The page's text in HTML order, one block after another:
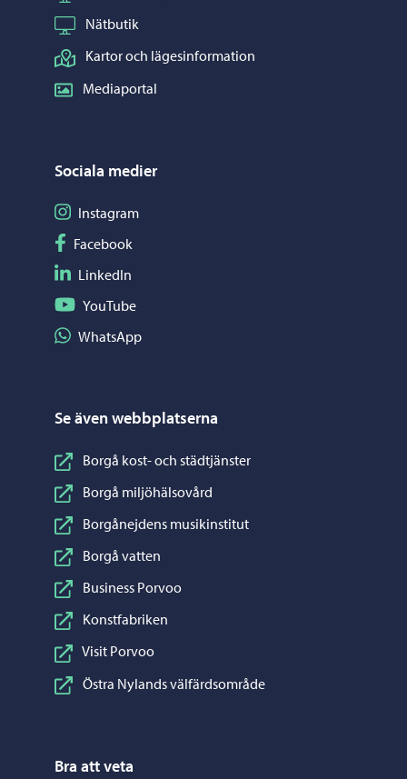
Nätbutik
Kartor och lägesinformation
Mediaportal
Sociala medier
Följ på Instagram
Instagram
Följ på Facebook
Facebook
Följ på LinkedIn
LinkedIn
Följ på YouTube
YouTube
Dela på WhatsApp
WhatsApp
Se även webbplatserna
Borgå kost- och städtjänster
Borgå miljöhälsovård
Borgånejdens musikinstitut
Borgå vatten
Business Porvoo
Konstfabriken
Visit Porvoo
Östra Nylands välfärdsområde
Bra att veta